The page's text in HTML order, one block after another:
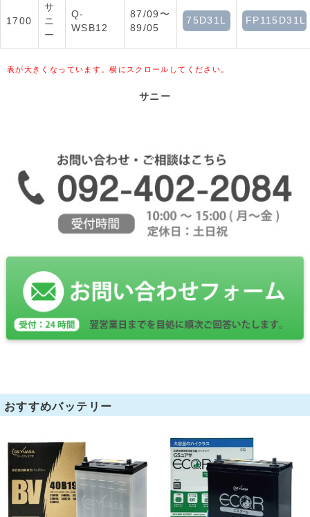
1700
サ
ニ
ー
Q-
WSB12
87/09〜
89/05
75D31L FP115D31L
表が大きくなっています。横にスクロールしてください。
サニー
おすすめバッテリー